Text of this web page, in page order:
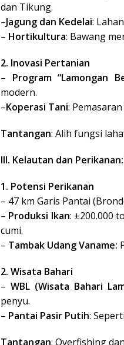
dan Tikung.
–Jagung dan Kedelai:
– Hortikultura: Bawang
2. Inovasi Pertanian
– Program “Lamongan
modern.
–Koperasi Tani:
Tantangan: Alih fungsi
III. Kelautan dan
1. Potensi Perikanan
– 47 km Garis Pantai
– Produksi Ikan: ±200.000
cumi.
– Tambak Udang Vaname:
2. Wisata Bahari
– WBL (Wisata Bahari
penyu.
– Pantai Pasir Putih:
Tantangan: Overfishing